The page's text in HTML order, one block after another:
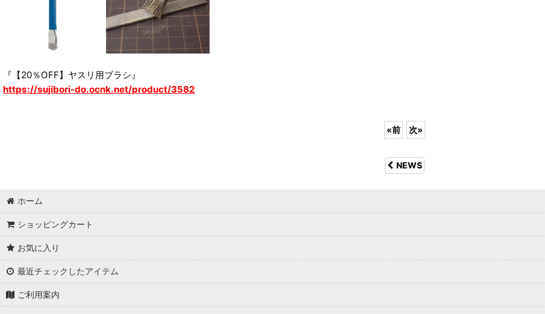
『【20％OFF】ヤスリ用ブラシ』
https://sujibori-do.ocnk.net/product/3582
«前 次»
NEWS
ホーム
ショッピングカート
お気に入り
最近チェックしたアイテム
ご利用案内